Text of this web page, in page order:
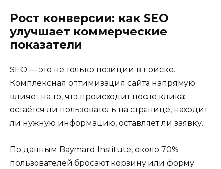
Рост конверсии: как SEO
улучшает коммерческие
показатели
SEO — это не только позиции в поиске.
Комплексная оптимизация сайта напрямую
влияет на то, что происходит после клика:
остаётся ли пользователь на странице, находит
ли нужную информацию, оставляет ли заявку.
По данным Baymard Institute, около 70%
пользователей бросают корзину или форму